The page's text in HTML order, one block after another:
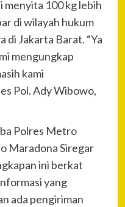
menyita 100 kg lebih
di wilayah hukum
di Jakarta Barat. “Ya
mengungkap
kami
Pol. Ady Wibowo,
Polres Metro
Maradona Siregar
ini berkat
yang
ada pengiriman